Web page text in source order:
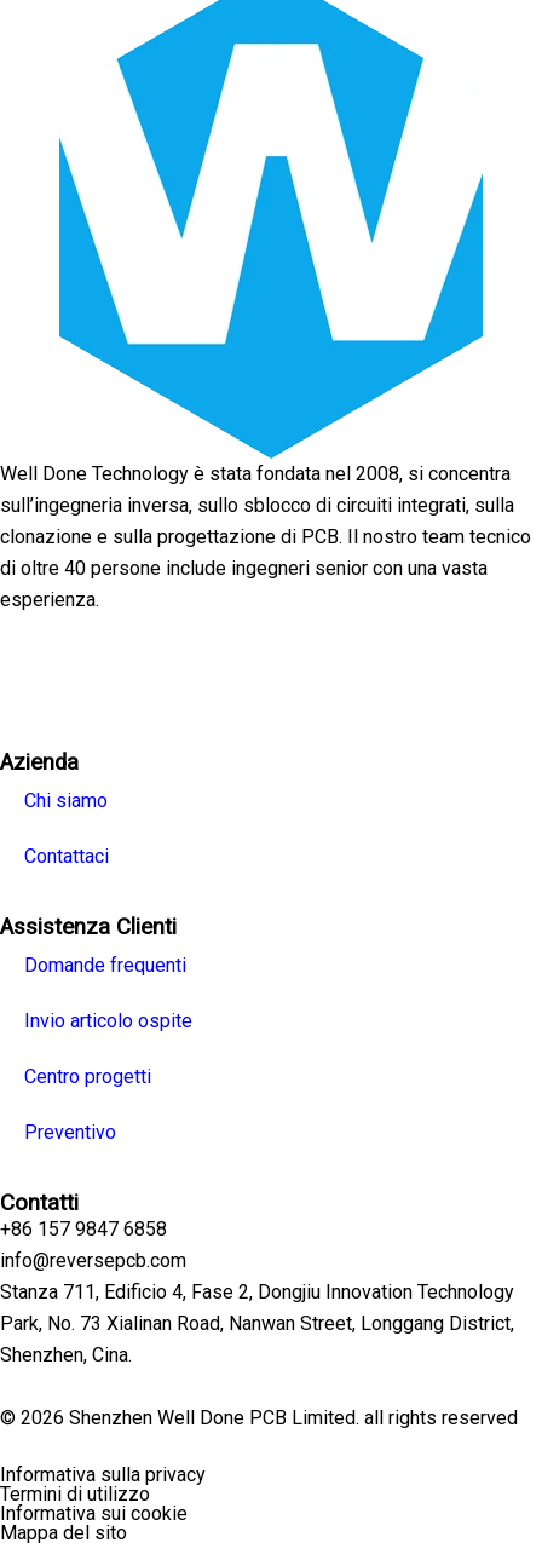
Well Done Technology è stata fondata nel 2008, si concentra
sull’ingegneria inversa, sullo sblocco di circuiti integrati, sulla
clonazione e sulla progettazione di PCB. Il nostro team tecnico
di oltre 40 persone include ingegneri senior con una vasta
esperienza.
Azienda
Chi siamo
Contattaci
Assistenza Clienti
Domande frequenti
Invio articolo ospite
Centro progetti
Preventivo
Contatti
+86 157 9847 6858
info@reversepcb.com
Stanza 711, Edificio 4, Fase 2, Dongjiu Innovation Technology
Park, No. 73 Xialinan Road, Nanwan Street, Longgang District,
Shenzhen, Cina.
© 2026 Shenzhen Well Done PCB Limited. all rights reserved
Informativa sulla privacy
Termini di utilizzo
Informativa sui cookie
Mappa del sito